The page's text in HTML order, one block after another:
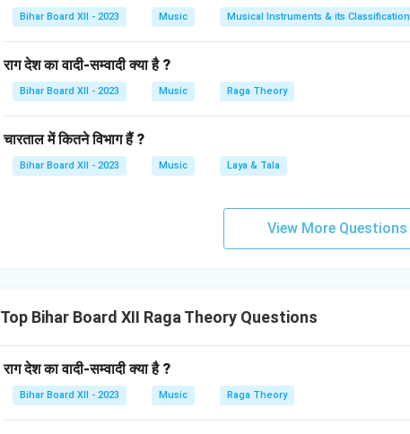
Bihar Board XII - 2023 Music Musical Instruments & its Classification
राग देश का वादी-सम्वादी क्या है ?
Bihar Board XII - 2023 Music Raga Theory
चारताल में कितने विभाग हैं ?
Bihar Board XII - 2023 Music Laya & Tala
View More Questions
Top Bihar Board XII Raga Theory Questions
राग देश का वादी-सम्वादी क्या है ?
Bihar Board XII - 2023 Music Raga Theory